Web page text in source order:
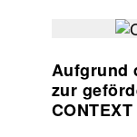
Aufgrund
zur